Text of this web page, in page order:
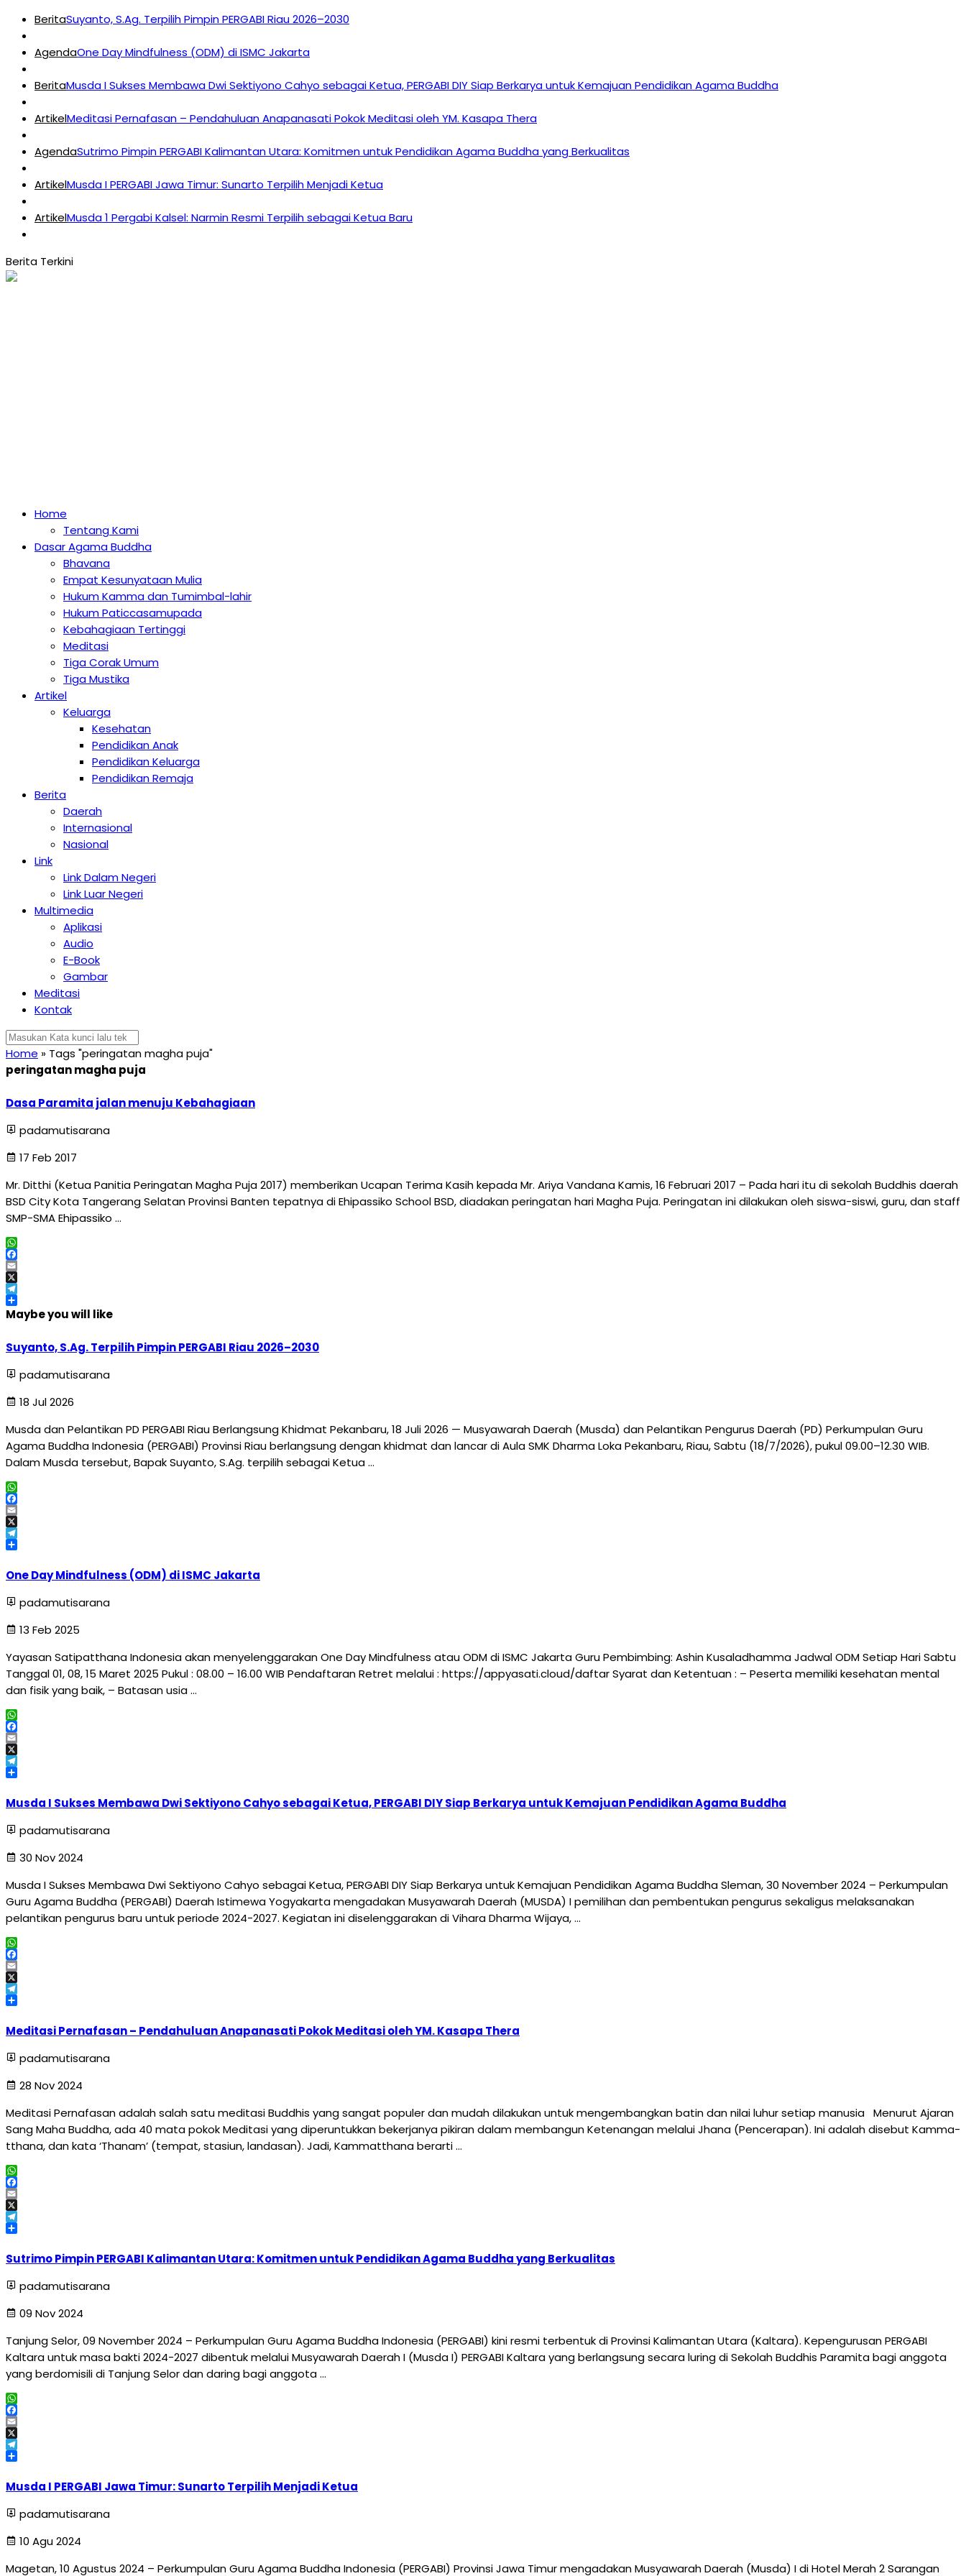
BeritaSuyanto, S.Ag. Terpilih Pimpin PERGABI Riau 2026–2030
AgendaOne Day Mindfulness (ODM) di ISMC Jakarta
BeritaMusda I Sukses Membawa Dwi Sektiyono Cahyo sebagai Ketua, PERGABI DIY Siap Berkarya untuk Kemajuan Pendidikan Agama Buddha
ArtikelMeditasi Pernafasan – Pendahuluan Anapanasati Pokok Meditasi oleh YM. Kasapa Thera
AgendaSutrimo Pimpin PERGABI Kalimantan Utara: Komitmen untuk Pendidikan Agama Buddha yang Berkualitas
ArtikelMusda I PERGABI Jawa Timur: Sunarto Terpilih Menjadi Ketua
ArtikelMusda 1 Pergabi Kalsel: Narmin Resmi Terpilih sebagai Ketua Baru
Home
Tentang Kami
Dasar Agama Buddha
Bhavana
Empat Kesunyataan Mulia
Hukum Kamma dan Tumimbal-lahir
Hukum Paticcasamupada
Kebahagiaan Tertinggi
Meditasi
Tiga Corak Umum
Tiga Mustika
Artikel
Keluarga
Kesehatan
Pendidikan Anak
Pendidikan Keluarga
Pendidikan Remaja
Berita
Daerah
Internasional
Nasional
Link
Link Dalam Negeri
Link Luar Negeri
Multimedia
Aplikasi
Audio
E-Book
Gambar
Meditasi
Kontak
Home » Tags "peringatan magha puja"
peringatan magha puja
Dasa Paramita jalan menuju Kebahagiaan
padamutisarana
17 Feb 2017
Mr. Ditthi (Ketua Panitia Peringatan Magha Puja 2017) memberikan Ucapan Terima Kasih kepada Mr. Ariya Vandana Kamis, 16 Februari 2017 – Pada hari itu di sekolah Buddhis daerah
BSD City Kota Tangerang Selatan Provinsi Banten tepatnya di Ehipassiko School BSD, diadakan peringatan hari Magha Puja. Peringatan ini dilakukan oleh siswa-siswi, guru, dan staff
SMP-SMA Ehipassiko …
WhatsApp
Facebook
Email
X
Telegram
Share
Maybe you will like
Suyanto, S.Ag. Terpilih Pimpin PERGABI Riau 2026–2030
padamutisarana
18 Jul 2026
Musda dan Pelantikan PD PERGABI Riau Berlangsung Khidmat Pekanbaru, 18 Juli 2026 — Musyawarah Daerah (Musda) dan Pelantikan Pengurus Daerah (PD) Perkumpulan Guru
Agama Buddha Indonesia (PERGABI) Provinsi Riau berlangsung dengan khidmat dan lancar di Aula SMK Dharma Loka Pekanbaru, Riau, Sabtu (18/7/2026), pukul 09.00–12.30 WIB.
Dalam Musda tersebut, Bapak Suyanto, S.Ag. terpilih sebagai Ketua …
WhatsApp
Facebook
Email
X
Telegram
One Day Mindfulness (ODM) di ISMC Jakarta
padamutisarana
13 Feb 2025
Yayasan Satipatthana Indonesia akan menyelenggarakan One Day Mindfulness atau ODM di ISMC Jakarta Guru Pembimbing: Ashin Kusaladhamma Jadwal ODM Setiap Hari Sabtu
Tanggal 01, 08, 15 Maret 2025 Pukul : 08.00 – 16.00 WIB Pendaftaran Retret melalui : https://appyasati.cloud/daftar Syarat dan Ketentuan : – Peserta memiliki kesehatan mental
dan fisik yang baik, – Batasan usia …
WhatsApp
Facebook
Email
X
Telegram
Musda I Sukses Membawa Dwi Sektiyono Cahyo sebagai Ketua, PERGABI DIY Siap Berkarya untuk Kemajuan Pendidikan Agama Buddha
padamutisarana
30 Nov 2024
Musda I Sukses Membawa Dwi Sektiyono Cahyo sebagai Ketua, PERGABI DIY Siap Berkarya untuk Kemajuan Pendidikan Agama Buddha Sleman, 30 November 2024 – Perkumpulan
Guru Agama Buddha (PERGABI) Daerah Istimewa Yogyakarta mengadakan Musyawarah Daerah (MUSDA) I pemilihan dan pembentukan pengurus sekaligus melaksanakan
pelantikan pengurus baru untuk periode 2024-2027. Kegiatan ini diselenggarakan di Vihara Dharma Wijaya, …
WhatsApp
Facebook
Email
X
Telegram
Meditasi Pernafasan – Pendahuluan Anapanasati Pokok Meditasi oleh YM. Kasapa Thera
padamutisarana
28 Nov 2024
Meditasi Pernafasan adalah salah satu meditasi Buddhis yang sangat populer dan mudah dilakukan untuk mengembangkan batin dan nilai luhur setiap manusia Menurut Ajaran
Sang Maha Buddha, ada 40 mata pokok Meditasi yang diperuntukkan bekerjanya pikiran dalam membangun Ketenangan melalui Jhana (Pencerapan). Ini adalah disebut Kamma-
tthana, dan kata ‘Thanam’ (tempat, stasiun, landasan). Jadi, Kammatthana berarti …
WhatsApp
Facebook
Email
X
Telegram
Sutrimo Pimpin PERGABI Kalimantan Utara: Komitmen untuk Pendidikan Agama Buddha yang Berkualitas
padamutisarana
09 Nov 2024
Tanjung Selor, 09 November 2024 – Perkumpulan Guru Agama Buddha Indonesia (PERGABI) kini resmi terbentuk di Provinsi Kalimantan Utara (Kaltara). Kepengurusan PERGABI
Kaltara untuk masa bakti 2024-2027 dibentuk melalui Musyawarah Daerah I (Musda I) PERGABI Kaltara yang berlangsung secara luring di Sekolah Buddhis Paramita bagi anggota
yang berdomisili di Tanjung Selor dan daring bagi anggota …
WhatsApp
Facebook
Email
X
Telegram
Musda I PERGABI Jawa Timur: Sunarto Terpilih Menjadi Ketua
padamutisarana
10 Agu 2024
Magetan, 10 Agustus 2024 – Perkumpulan Guru Agama Buddha Indonesia (PERGABI) Provinsi Jawa Timur mengadakan Musyawarah Daerah (Musda) I di Hotel Merah 2 Sarangan